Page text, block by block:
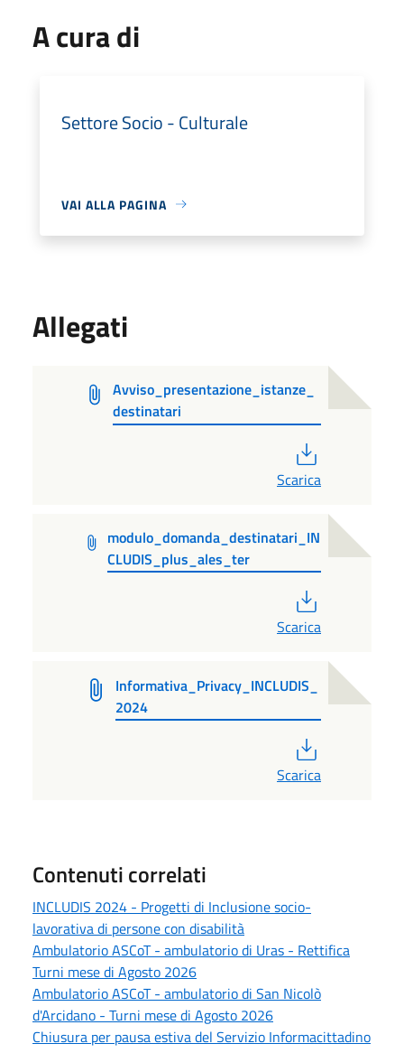
A cura di
Settore Socio - Culturale
VAI ALLA PAGINA
Allegati
Avviso_presentazione_istanze_
destinatari
Scarica
modulo_domanda_destinatari_IN
CLUDIS_plus_ales_ter
Scarica
Informativa_Privacy_INCLUDIS_
2024
Scarica
Contenuti correlati
INCLUDIS 2024 - Progetti di Inclusione socio-
lavorativa di persone con disabilità
Ambulatorio ASCoT - ambulatorio di Uras - Rettifica
Turni mese di Agosto 2026
Ambulatorio ASCoT - ambulatorio di San Nicolò
d'Arcidano - Turni mese di Agosto 2026
Chiusura per pausa estiva del Servizio Informacittadino